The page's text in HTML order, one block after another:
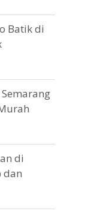
Batik di
di
dan